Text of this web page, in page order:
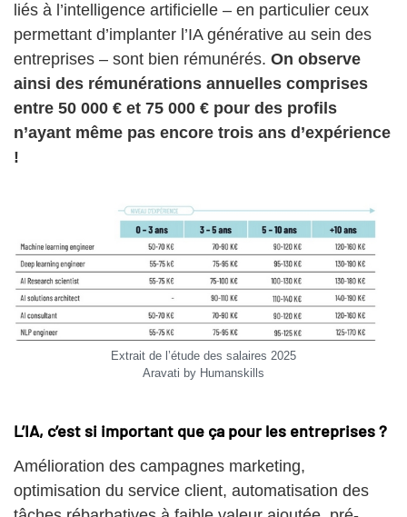
liés à l’intelligence artificielle – en particulier ceux
permettant d’implanter l’IA générative au sein des
entreprises – sont bien rémunérés. On observe
ainsi des rémunérations annuelles comprises
entre 50 000 € et 75 000 € pour des profils
n’ayant même pas encore trois ans d’expérience
!
Extrait de l’étude des salaires 2025
Aravati by Humanskills
L’IA, c’est si important que ça pour les entreprises ?
Amélioration des campagnes marketing,
optimisation du service client, automatisation des